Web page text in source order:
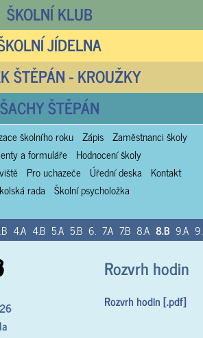
ŠKOLNÍ KLUB
JÍDELNA
ŠTĚPÁN - KROUŽKY
ŠACHY ŠTĚPÁN
školního roku Zápis Zaměstnanci školy
a formuláře
Hodnocení školy
Pro uchazeče Úřední deska
Kontakt
rada Školní psycholožka
4.A 4.B 5.A 5.B 6. 7.A 7.B 8.A 8.B 9.A
Rozvrh hodin
Rozvrh hodin [.pdf]